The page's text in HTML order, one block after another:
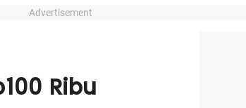
Advertisement
Ribu